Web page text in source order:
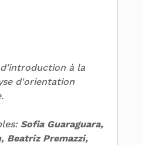
à la
d'orientation
Sofia Guaraguara,
Beatriz Premazzi,